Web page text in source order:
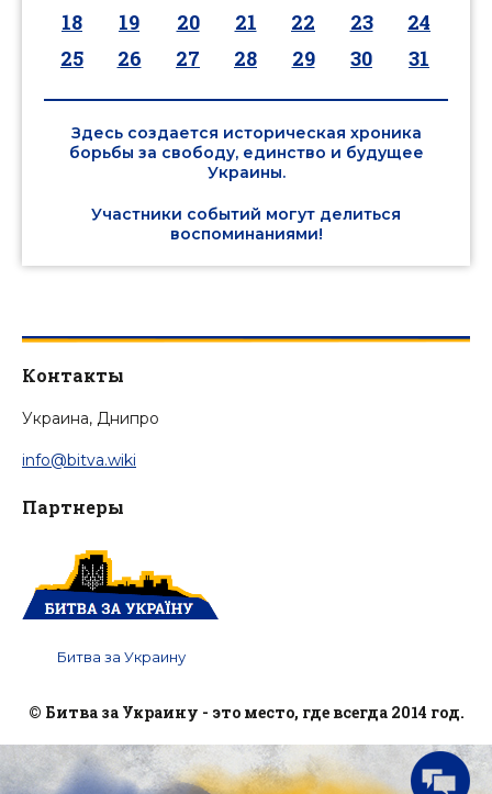
18
19 20 21 22 23
24
25
26 27 28 29 30 31
Здесь создается историческая хроника
борьбы за свободу, единство и будущее
Украины.
Участники событий могут делиться
воспоминаниями!
Контакты
Украина, Днипро
info@bitva.wiki
Партнеры
Битва за Украину
© Битва за Украину - это место, где всегда 2014 год.